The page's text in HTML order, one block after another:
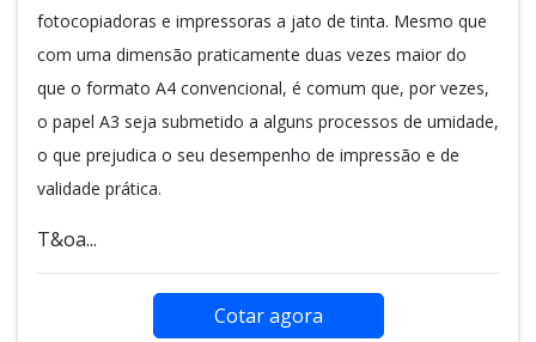
fotocopiadoras e impressoras a jato de tinta. Mesmo que
com uma dimensão praticamente duas vezes maior do
que o formato A4 convencional, é comum que, por vezes,
o papel A3 seja submetido a alguns processos de umidade,
o que prejudica o seu desempenho de impressão e de
validade prática.
T&oa...
Cotar agora